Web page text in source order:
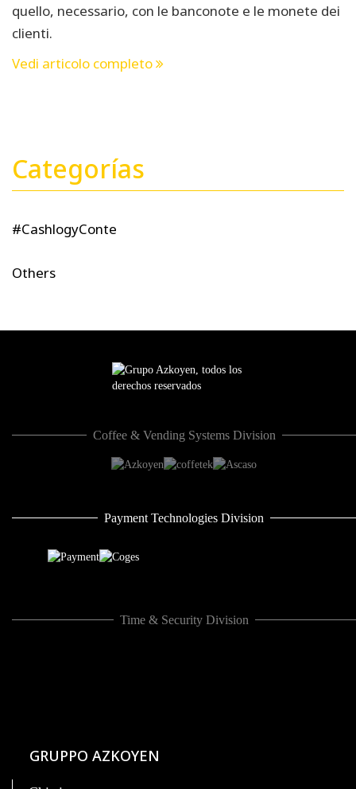
quello, necessario, con le banconote e le monete dei
clienti.
Vedi articolo completo
Categorías
#CashlogyConte
Others
Coffee & Vending Systems Division
Payment Technologies Division
Time & Security Division
GRUPPO AZKOYEN